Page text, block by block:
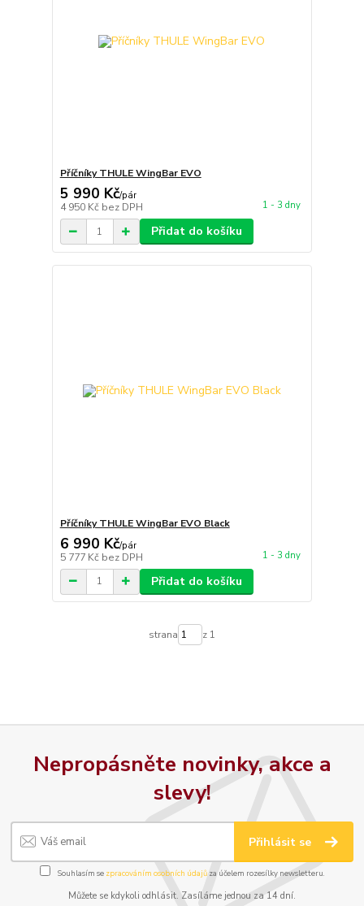
Příčníky THULE WingBar EVO
5 990 Kč/pár
4 950 Kč bez DPH 1 - 3 dny
Přidat do košíku
Příčníky THULE WingBar EVO Black
6 990 Kč/pár
5 777 Kč bez DPH 1 - 3 dny
Přidat do košíku
strana z 1
Nepropásněte novinky, akce a
slevy!
Přihlásit se
Souhlasím se zpracováním osobních údajůza účelem rozesílky newsletteru.
Můžete se kdykoli odhlásit. Zasíláme jednou za 14 dní.